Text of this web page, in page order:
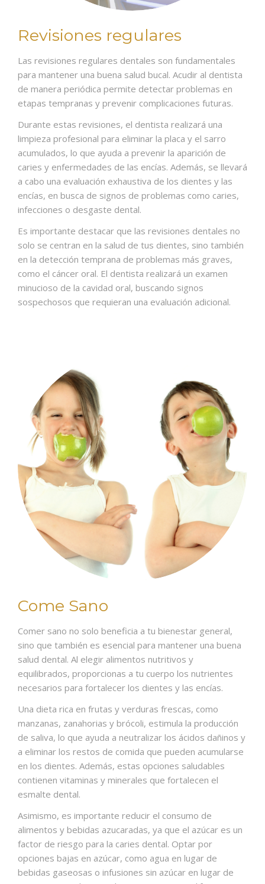
Revisiones regulares
Las revisiones regulares dentales son fundamentales
para mantener una buena salud bucal. Acudir al dentista
de manera periódica permite detectar problemas en
etapas tempranas y prevenir complicaciones futuras.
Durante estas revisiones, el dentista realizará una
limpieza profesional para eliminar la placa y el sarro
acumulados, lo que ayuda a prevenir la aparición de
caries y enfermedades de las encías. Además, se llevará
a cabo una evaluación exhaustiva de los dientes y las
encías, en busca de signos de problemas como caries,
infecciones o desgaste dental.
Es importante destacar que las revisiones dentales no
solo se centran en la salud de tus dientes, sino también
en la detección temprana de problemas más graves,
como el cáncer oral. El dentista realizará un examen
minucioso de la cavidad oral, buscando signos
sospechosos que requieran una evaluación adicional.
Come Sano
Comer sano no solo beneficia a tu bienestar general,
sino que también es esencial para mantener una buena
salud dental. Al elegir alimentos nutritivos y
equilibrados, proporcionas a tu cuerpo los nutrientes
necesarios para fortalecer los dientes y las encías.
Una dieta rica en frutas y verduras frescas, como
manzanas, zanahorias y brócoli, estimula la producción
de saliva, lo que ayuda a neutralizar los ácidos dañinos y
a eliminar los restos de comida que pueden acumularse
en los dientes. Además, estas opciones saludables
contienen vitaminas y minerales que fortalecen el
esmalte dental.
Asimismo, es importante reducir el consumo de
alimentos y bebidas azucaradas, ya que el azúcar es un
factor de riesgo para la caries dental. Optar por
opciones bajas en azúcar, como agua en lugar de
bebidas gaseosas o infusiones sin azúcar en lugar de